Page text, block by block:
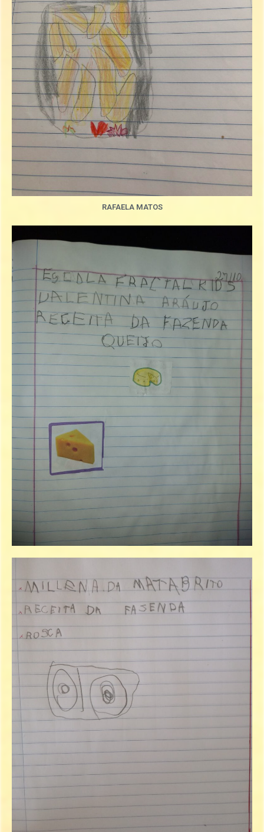
RAFAELA MATOS